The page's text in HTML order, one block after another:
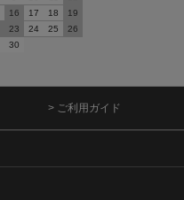
16 17 18
19
23 24 25
26
30
> ご利用ガイド